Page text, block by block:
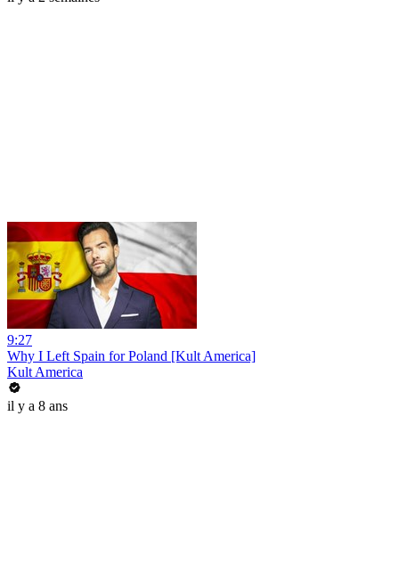
9:27
Why I Left Spain for Poland [Kult America]
Kult America
il y a 8 ans